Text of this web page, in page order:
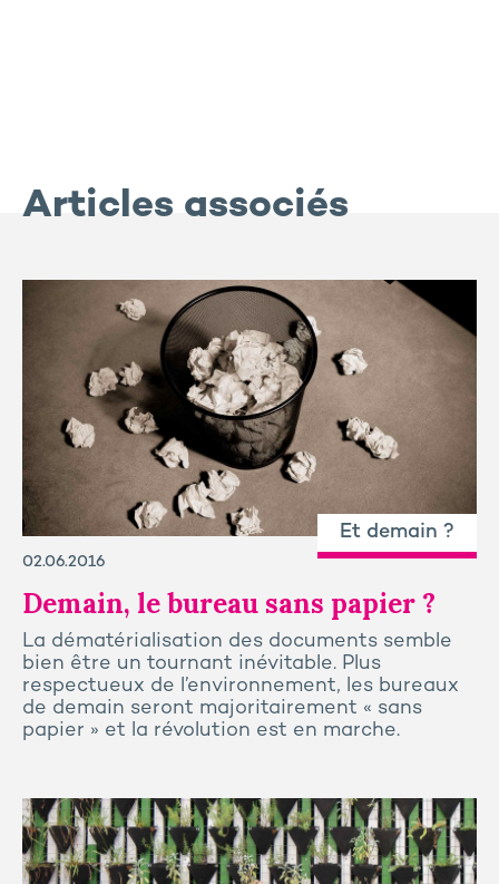
Articles associés
Et demain ?
02.06.2016
Demain, le bureau sans papier ?
La dématérialisation des documents semble
bien être un tournant inévitable. Plus
respectueux de l’environnement, les bureaux
de demain seront majoritairement « sans
papier » et la révolution est en marche.